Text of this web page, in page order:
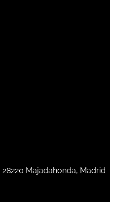
28220 Majadahonda, Madrid